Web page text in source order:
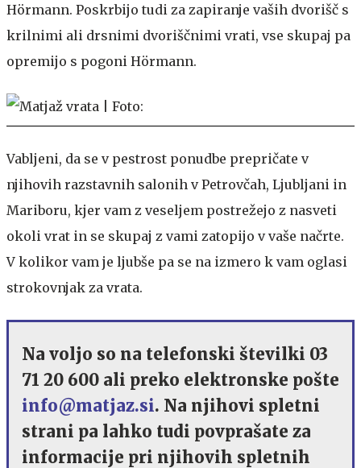
Hörmann. Poskrbijo tudi za zapiranje vaših dvorišč s
krilnimi ali drsnimi dvoriščnimi vrati, vse skupaj pa
opremijo s pogoni Hörmann.
Vabljeni, da se v pestrost ponudbe prepričate v
njihovih razstavnih salonih v Petrovčah, Ljubljani in
Mariboru, kjer vam z veseljem postrežejo z nasveti
okoli vrat in se skupaj z vami zatopijo v vaše načrte.
V kolikor vam je ljubše pa se na izmero k vam oglasi
strokovnjak za vrata.
Na voljo so na telefonski številki 03
71 20 600 ali preko elektronske pošte
info@matjaz.si. Na njihovi spletni
strani pa lahko tudi povprašate za
informacije pri njihovih spletnih